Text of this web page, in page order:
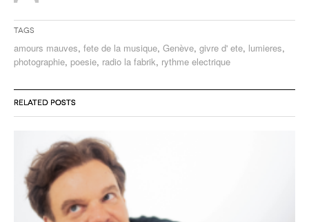
Tags
amours mauves, fete de la musique, Genève, givre d' ete, lumieres,
photographie, poesie, radio la fabrik, rythme electrique
RELATED POSTS